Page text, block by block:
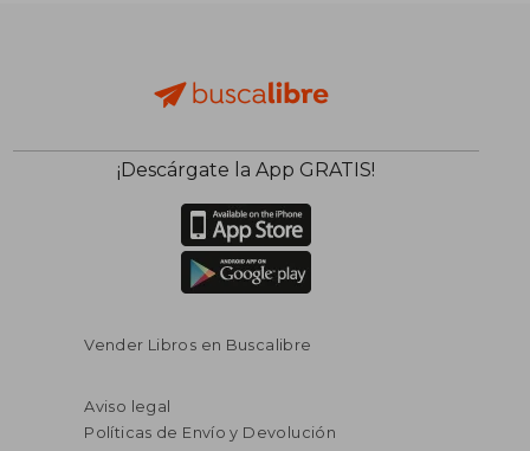
¡Descárgate la App GRATIS!
Vender Libros en Buscalibre
Aviso legal
Políticas de Envío y Devolución